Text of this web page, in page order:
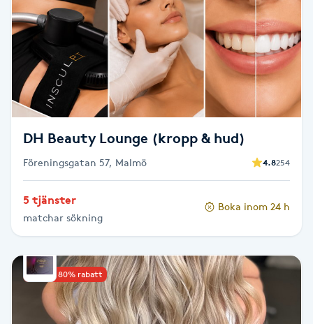
Huduppstramning
Hudvård
Hyaluronsyra
Hårbottenbehandling
Hårförlängning
DH Beauty Lounge (kropp & hud)
Föreningsgatan 57, Malmö 4.8254
5 tjänster
matchar sökning
Boka inom 24 h
Upp till 80% rabatt